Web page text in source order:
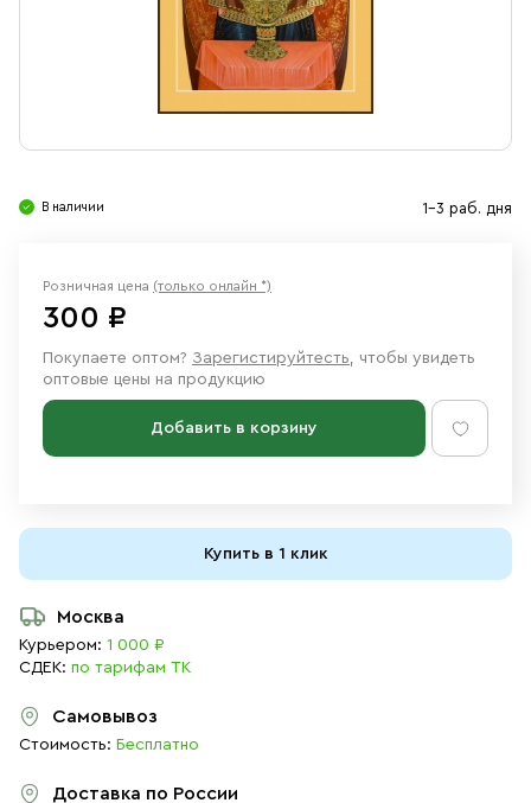
Ювелирные изделия
В наличии 1-3 раб. дня
Розничная цена (только онлайн *)
300 ₽
Покупаете оптом? Зарегистируйтесть, чтобы увидеть
оптовые цены на продукцию
Добавить в корзину
Купить в 1 клик
Москва
Курьером: 1 000 ₽
СДЕК: по тарифам ТК
Самовывоз
Стоимость: Бесплатно
Доставка по России